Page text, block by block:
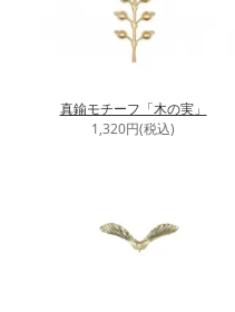
真鍮モチーフ「木の実」
1,320円(税込)